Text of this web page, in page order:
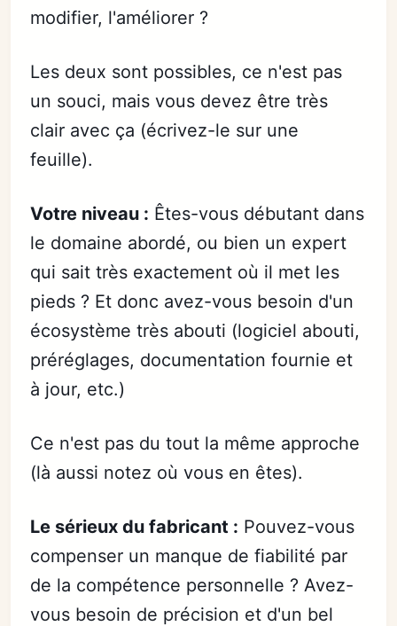
modifier, l'améliorer ?
Les deux sont possibles, ce n'est pas
un souci, mais vous devez être très
clair avec ça (écrivez-le sur une
feuille).
Votre niveau : Êtes-vous débutant dans
le domaine abordé, ou bien un expert
qui sait très exactement où il met les
pieds ? Et donc avez-vous besoin d'un
écosystème très abouti (logiciel abouti,
préréglages, documentation fournie et
à jour, etc.)
Ce n'est pas du tout la même approche
(là aussi notez où vous en êtes).
Le sérieux du fabricant : Pouvez-vous
compenser un manque de fiabilité par
de la compétence personnelle ? Avez-
vous besoin de précision et d'un bel